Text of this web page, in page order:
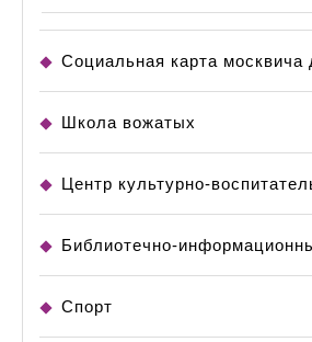
Социальная карта москвича
Школа вожатых
Центр культурно-
Библиотечно-
Спорт